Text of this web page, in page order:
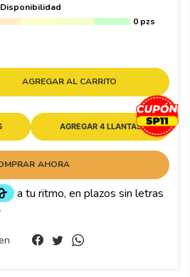
Disponibilidad
0 pzs
AGREGAR AL CARRITO
AGREGAR 4 LLANTAS
AHORA